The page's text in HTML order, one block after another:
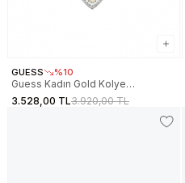
GUESS %10
Guess Kadın Gold Kolye
JGUJUBB06061JWYGRHS
3.528,00 TL3.920,00 TL